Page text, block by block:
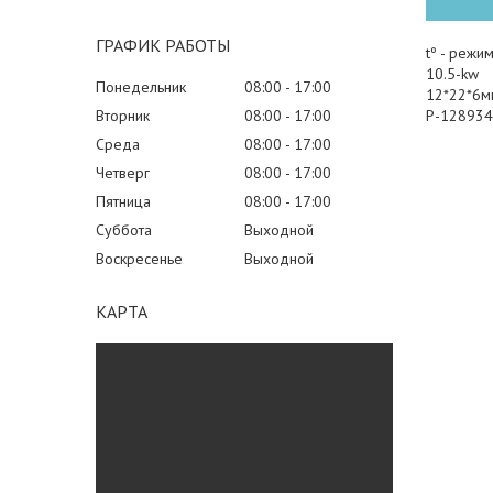
ГРАФИК РАБОТЫ
Понедельник 08:00
17:00
Вторник
08:00
17:00
Среда
08:00
17:00
Четверг
08:00
17:00
Пятница
08:00
17:00
Суббота
Выходной
Воскресенье
Выходной
КАРТА
tº -
10.5-kw
P-128934